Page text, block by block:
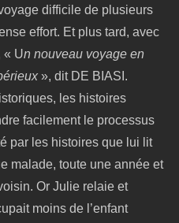
difficile de plusieurs
effort. Et plus tard, avec
« Un nouveau voyage en
», dit DE BIASI.
les histoires
facilement le processus
par les histoires que lui lit
malade, toute une année et
Or Julie relaie et
moins de l’enfant